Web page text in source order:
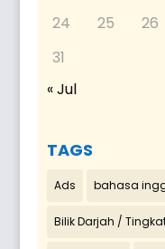
24
25 26
31
« Jul
TAGS
Ads bahasa
Bilik Darjah /